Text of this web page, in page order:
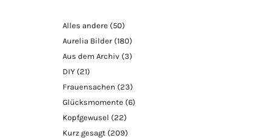
Alles andere (50)
Aurelia Bilder (180)
Aus dem Archiv (3)
DIY (21)
Frauensachen (23)
Glücksmomente (6)
Kopfgewusel (22)
Kurz gesagt (209)